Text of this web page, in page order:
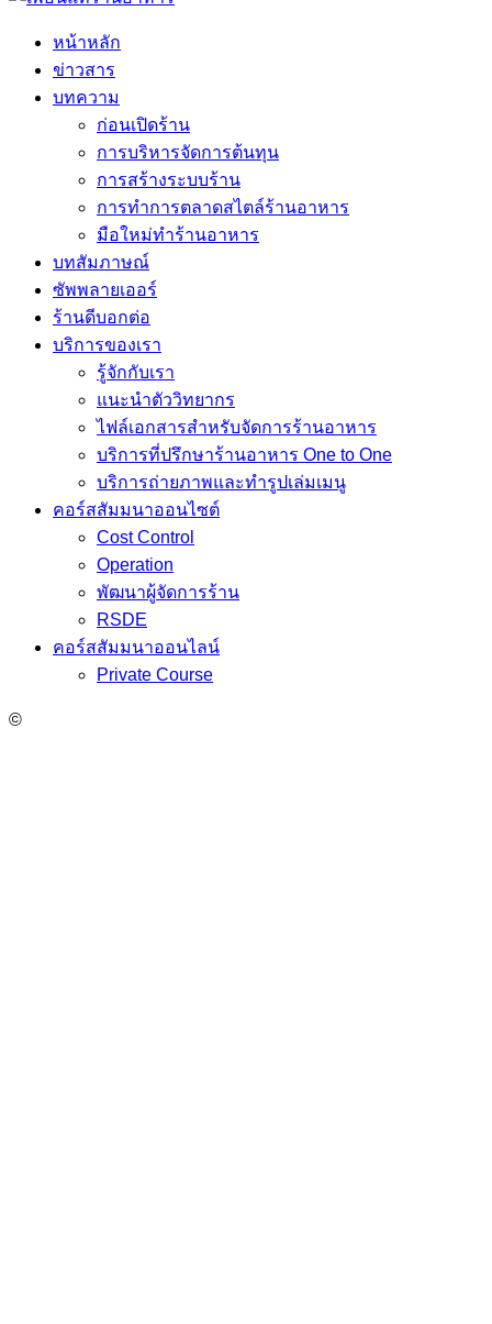
หน้าหลัก
ข่าวสาร
บทความ
ก่อนเปิดร้าน
การบริหารจัดการต้นทุน
การสร้างระบบร้าน
การทำการตลาดสไตล์ร้านอาหาร
มือใหม่ทำร้านอาหาร
บทสัมภาษณ์
ซัพพลายเออร์
ร้านดีบอกต่อ
บริการของเรา
รู้จักกับเรา
แนะนำตัววิทยากร
ไฟล์เอกสารสำหรับจัดการร้านอาหาร
บริการที่ปรึกษาร้านอาหาร One to One
บริการถ่ายภาพและทำรูปเล่มเมนู
คอร์สสัมมนาออนไซต์
Cost Control
Operation
พัฒนาผู้จัดการร้าน
RSDE
คอร์สสัมมนาออนไลน์
Private Course
©